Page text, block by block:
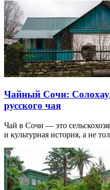
Чайный Сочи:
русского чая
Чай в Сочи — это
и культурная история, а не